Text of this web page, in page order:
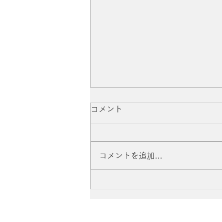
伝記漫画「三浦綾子」刊行記
コメント
コメントを追加…